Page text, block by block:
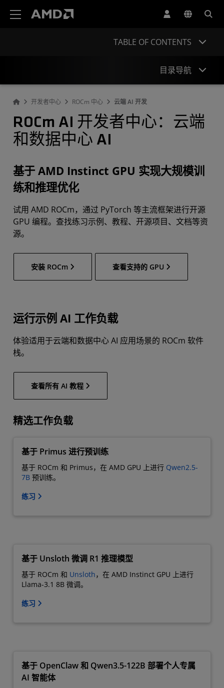
TABLE OF CONTENTS
开发者中心 ROCm 中心 云端 AI 开发
ROCm AI 开发者中心：云端
和数据中心 AI
基于 AMD Instinct GPU 实现大规模训
练和推理优化
试用 AMD ROCm，通过 PyTorch 等主流框架进行开源
GPU 编程。查找练习示例、教程、开源项目、文档等资
源。
安装 ROCm 查看支持的 GPU
运行示例 AI 工作负载
体验适用于云端和数据中心 AI 应用场景的 ROCm 软件
栈。
查看所有 AI 教程
精选工作负载
基于 Primus 进行预训练
基于 ROCm 和 Primus，在 AMD GPU 上进行 Qwen2.5-
7B 预训练。
练习
基于 Unsloth 微调 R1 推理模型
基于 ROCm 和 Unsloth，在 AMD Instinct GPU 上进行
Llama-3.1 8B 微调。
练习
基于 OpenClaw 和 Qwen3.5-122B 部署个人专属
AI 智能体
目录导航
运行示例 AI 工作负载
获取 AMD GPU 资源
开发者社区
立即订阅